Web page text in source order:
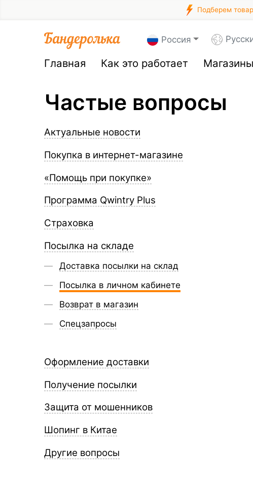
Подберем
Россия
Главная Как это работает Магазины
Частые вопросы
Актуальные новости
Покупка в интернет-магазине
«Помощь при покупке»
Программа Qwintry Plus
Страховка
Посылка на складе
Доставка посылки на склад
Посылка в личном кабинете
Возврат в магазин
Спецзапросы
Оформление доставки
Получение посылки
Защита от мошенников
Шопинг в Китае
Другие вопросы